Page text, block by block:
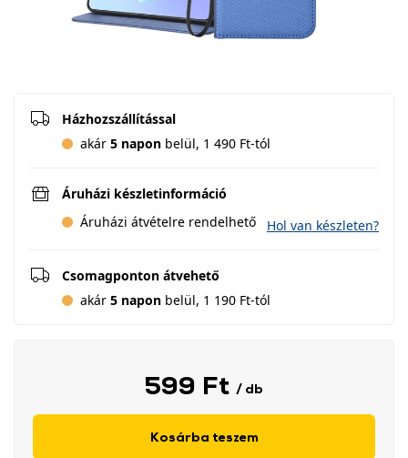
Házhozszállítással
akár 5 napon belül, 1 490 Ft-tól
Áruházi készletinformáció
Áruházi átvételre rendelhető
Hol van készleten?
Csomagponton átvehető
akár 5 napon belül, 1 190 Ft-tól
599 Ft / db
Kosárba teszem